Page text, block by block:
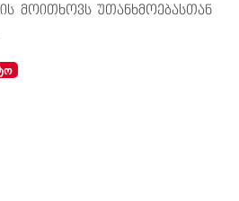
მოითხოვს უთანხმოებასთან